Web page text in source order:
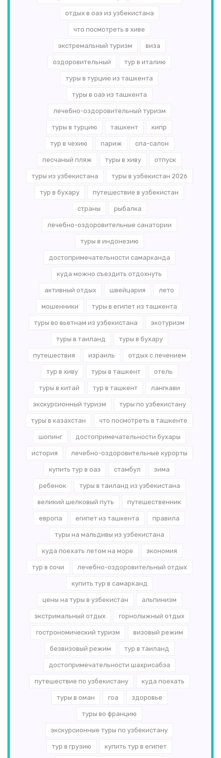
отдых в оаэ из узбекистана
что посмотреть в хиве
экстремальный туризм виза
оздоровительный тур в италию
туры в турцию из ташкента
туры в оаэ из ташкента
лечебно-оздоровительный туризм
туры в турцию ташкент кипр
тур в чехию париж спа-салон
песчаный пляж туры в хиву отпуск
туры из узбекистана туры в узбекистан 2026
тур в бухару путешествие в узбекистан
страны рыбалка
лечебно-оздоровительные санатории
туры в индонезию
достопримечательности самарканда
куда можно съездить отдохнуть
активный отдых швейцария лето
мошенники туры в египет из ташкента
туры во вьетнам из узбекистана экотуризм
туры в таиланд туры в бухару
путешествия израиль отдых с лечением
тур в хиву туры в ташкент отель
туры в китай тур в ташкент лангкави
экскурсионный туризм туры по узбекистану
туры в казахстан что посмотреть в ташкенте
шопинг достопримечательности бухары
история лечебно-оздоровительные курорты
купить тур в оаэ стамбул зима
ребенок туры в таиланд из узбекистана
великий шелковый путь путешественник
европа египет из ташкента правила
туры на мальдивы из узбекистана
куда поехать летом на море экономия
тур в сочи лечебно-оздоровительный отдых
купить тур в самарканд
цены на туры в узбекистан альпинизм
экстримальный отдых горнолыжный отдых
гострономический туризм визовый режим
безвизовый режим тур в таиланд
достопримечательности шахрисабза
путешествие по узбекистану куда поехать
туры в оман гоа здоровье
туры во францию
экскурсионные туры по узбекистану
тур в грузию купить тур в египет